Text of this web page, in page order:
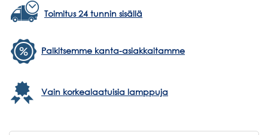
Toimitus 24 tunnin sisällä
Palkitsemme kanta-asiakkaitamme
Vain korkealaatuisia lamppuja